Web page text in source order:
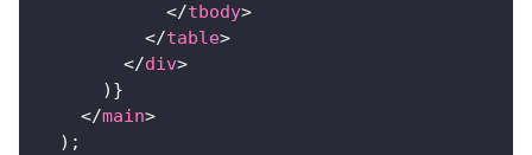
</tbody>
</table>
</div>
) }
</main>
) ;